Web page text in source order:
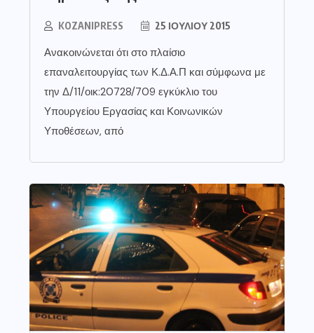
KOZANIPRESS 25 ΙΟΥΛΊΟΥ 2015
Ανακοινώνεται ότι στο πλαίσιο
επαναλειτουργίας των Κ.Δ.Α.Π και σύμφωνα με
την Δ/11/οικ:20728/709 εγκύκλιο του
Υπουργείου Εργασίας και Κοινωνικών
Υποθέσεων, από